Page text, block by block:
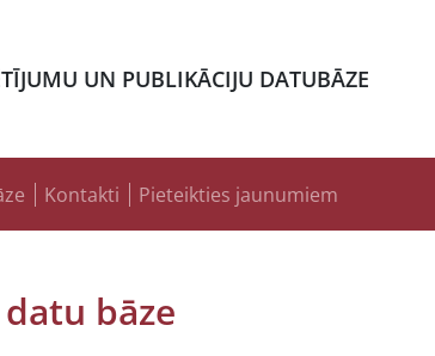
UN PUBLIKĀCIJU DATUBĀZE
Kontakti Pieteikties jaunumiem
bāze